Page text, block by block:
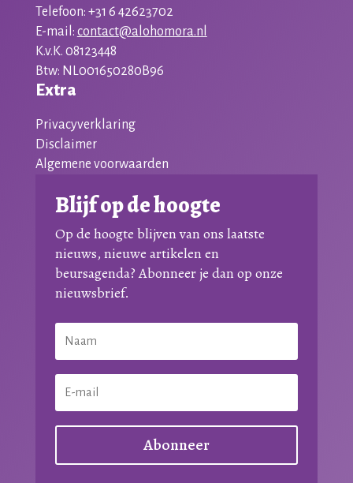
Telefoon: +31 6 42623702
E-mail: contact@alohomora.nl
K.v.K. 08123448
Btw: NL001650280B96
Extra
Privacyverklaring
Disclaimer
Algemene voorwaarden
Blijf op de hoogte
Op de hoogte blijven van ons laatste
nieuws, nieuwe artikelen en
beursagenda? Abonneer je dan op onze
nieuwsbrief.
Abonneer